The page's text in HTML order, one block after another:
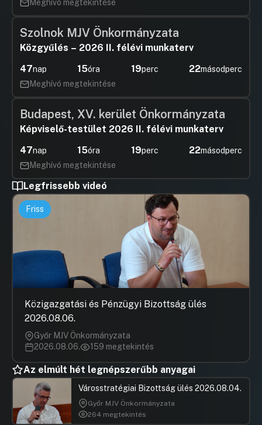
HozzászólásokUgrás a napirendi pontra
HozzászólásokUgrás a napirendi pontra
Meghívó megtekintése
Szolnok MJV Önkormányzata
Közgyűlés – 2026 II. félévi munkaterv
47nap 15óra 19perc 22másodperc
Meghívó megtekintése
Budapest, XV. kerület Önkormányzata
Képviselő-testület 2026 II. félévi munkaterv
47nap 15óra 19perc 22másodperc
Meghívó megtekintése
Legfrissebb videó
Friss
Közigazgatási és Pénzügyi Bizottság ülés
2026.08.06.
Győr MJV Önkormányzata
2026.08.06.
159 megtekintés
Az elmúlt hét legnépszerűbb anyagai
Városstratégiai Bizottság ülés 2026.08.04.
Győr MJV Önkormányzata
264 megtekintés